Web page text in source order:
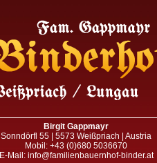
Birgit Gappmayr
Sonndörfl 55 | 5573 Weißpriach | Austria
Mobil: +43 (0)680 5036670
E-Mail: info@familienbauernhof-binder.at